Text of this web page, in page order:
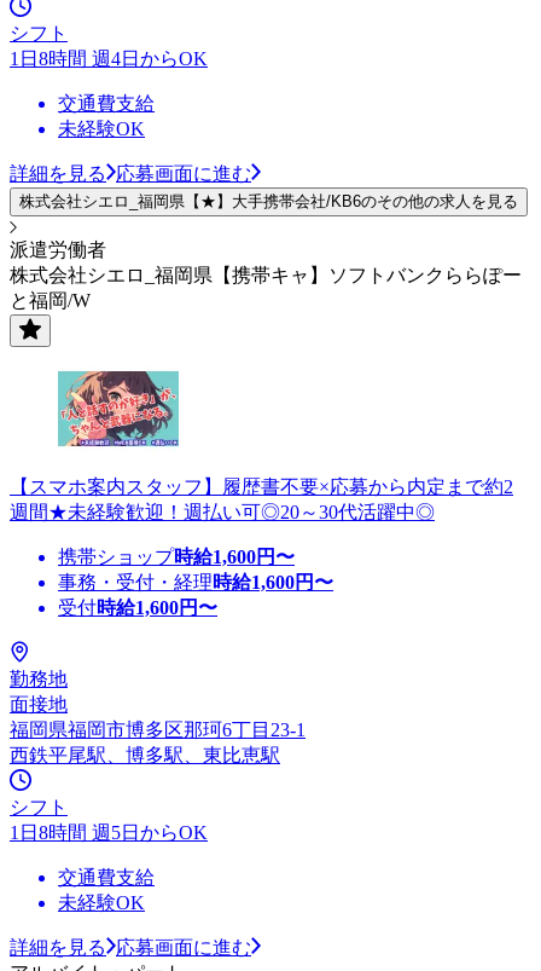
シフト
1日8時間 週4日からOK
交通費支給
未経験OK
詳細を見る 応募画面に進む
株式会社シエロ_福岡県【★】大手携帯会社/KB6のその他の求人を見る
派遣労働者
株式会社シエロ_福岡県【携帯キャ】ソフトバンクららぽー
と福岡/W
【スマホ案内スタッフ】履歴書不要×応募から内定まで約2
週間★未経験歓迎！週払い可◎20～30代活躍中◎
携帯ショップ時給1,600円〜
事務・受付・経理時給1,600円〜
受付時給1,600円〜
勤務地
面接地
福岡県福岡市博多区那珂6丁目23-1
西鉄平尾駅、博多駅、東比恵駅
シフト
1日8時間 週5日からOK
交通費支給
未経験OK
詳細を見る
応募画面に進む